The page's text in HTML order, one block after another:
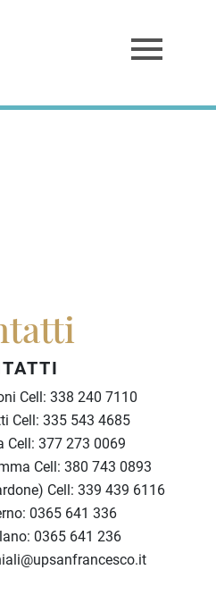
Cell: 338 240 7110
Cell: 335 543 4685
Cell: 377 273 0069
Cell: 380 743 0893
Cell: 339 439 6116
0365 641 336
0365 641 236